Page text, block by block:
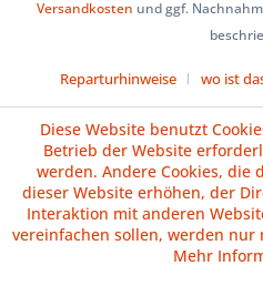
Versandkosten und ggf.
Reparturhinweise
wo ist
Versand und
Widerrufsrecht
Vertrag
Diese Website benutzt
Betrieb der Website
werden. Andere Cookies, die
dieser Website erhöhen, der
Interaktion mit anderen
vereinfachen sollen, werden
Mehr